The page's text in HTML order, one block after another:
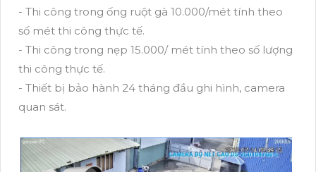
- Thi công trong ống ruột gà 10.000/mét tính theo
số mét thi công thực tế.
- Thi công trong nẹp 15.000/ mét tính theo số lượng
thi công thực tế.
- Thiết bị bảo hành 24 tháng đầu ghi hình, camera
quan sát.